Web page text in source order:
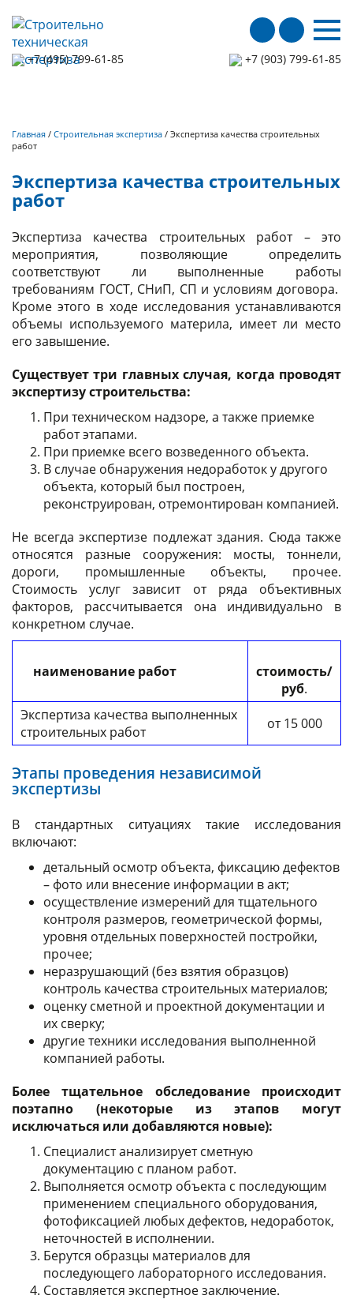
+7 (495) 799-61-85 +7 (903) 799-61-85
Главная / Строительная экспертиза / Экспертиза качества строительных
работ
Экспертиза качества строительных
работ
Экспертиза качества строительных работ – это
мероприятия, позволяющие определить
соответствуют ли выполненные работы
требованиям ГОСТ, СНиП, СП и условиям договора.
Кроме этого в ходе исследования устанавливаются
объемы используемого материла, имеет ли место
его завышение.
Существует три главных случая, когда проводят
экспертизу строительства:
При техническом надзоре, а также приемке
работ этапами.
При приемке всего возведенного объекта.
В случае обнаружения недоработок у другого
объекта, который был построен,
реконструирован, отремонтирован компанией.
Не всегда экспертизе подлежат здания. Сюда также
относятся разные сооружения: мосты, тоннели,
дороги, промышленные объекты, прочее.
Стоимость услуг зависит от ряда объективных
факторов, рассчитывается она индивидуально в
конкретном случае.
наименование работ
стоимость/
руб.
Экспертиза качества выполненных
строительных работ
от 15 000
Этапы проведения независимой
экспертизы
В стандартных ситуациях такие исследования
включают:
детальный осмотр объекта, фиксацию дефектов
– фото или внесение информации в акт;
осуществление измерений для тщательного
контроля размеров, геометрической формы,
уровня отдельных поверхностей постройки,
прочее;
неразрушающий (без взятия образцов)
контроль качества строительных материалов;
оценку сметной и проектной документации и
их сверку;
другие техники исследования выполненной
компанией работы.
Более тщательное обследование происходит
поэтапно (некоторые из этапов могут
исключаться или добавляются новые):
Специалист анализирует сметную
документацию с планом работ.
Выполняется осмотр объекта с последующим
применением специального оборудования,
фотофиксацией любых дефектов, недоработок,
неточностей в исполнении.
Берутся образцы материалов для
последующего лабораторного исследования.
Составляется экспертное заключение.